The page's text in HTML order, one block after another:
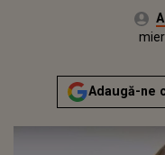
miercuri, 21 iulie 2021
Adaugă-ne